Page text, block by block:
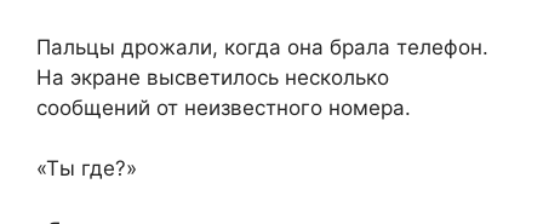
Пальцы дрожали, когда она брала телефон.
На экране высветилось несколько
сообщений от неизвестного номера.
«Ты где?»